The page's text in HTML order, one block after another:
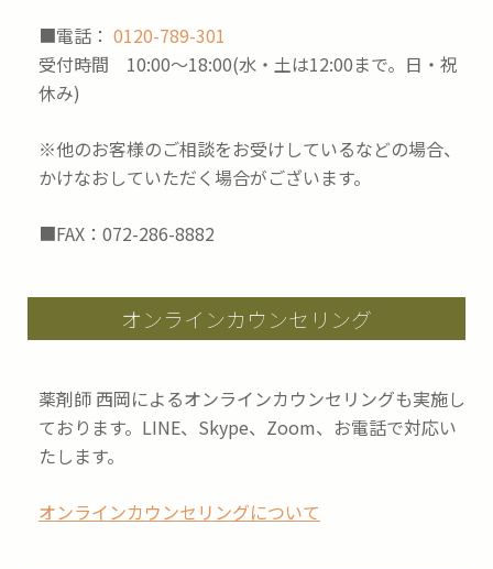
■電話： 0120-789-301
受付時間 10:00～18:00(水・土は12:00まで。日・祝
休み)
※他のお客様のご相談をお受けしているなどの場合、
かけなおしていただく場合がございます。
■FAX：072-286-8882
オンラインカウンセリング
薬剤師 西岡によるオンラインカウンセリングも実施し
ております。LINE、Skype、Zoom、お電話で対応い
たします。
オンラインカウンセリングについて